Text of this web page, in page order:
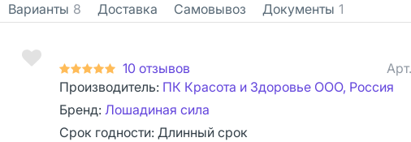
Варианты 8 Доставка Самовывоз Документы 1
10 отзывов Арт.
Производитель: ПК Красота и Здоровье ООО, Россия
Бренд: Лошадиная сила
Срок годности: Длинный срок